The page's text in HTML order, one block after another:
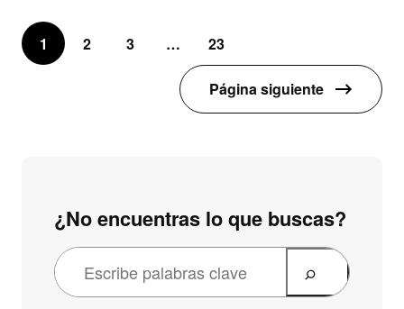
1 2 3 … 23
Página siguiente
¿No encuentras lo que buscas?